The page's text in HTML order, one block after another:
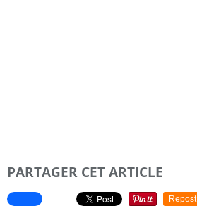
PARTAGER CET ARTICLE
Repost